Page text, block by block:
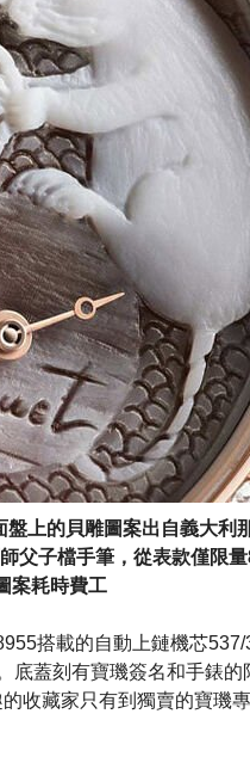
上的貝雕圖案出自義大利
父子檔手筆，從表款僅限
案耗時費工
搭載的自動上鏈機芯
底蓋刻有寶璣簽名和手錶的
收藏家只有到獨賣的寶璣